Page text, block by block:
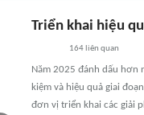
Triển khai hiệu
164 liên quan
Năm 2025 đánh dấu hơn
kiệm và hiệu quả giai
đơn vị triển khai các giải